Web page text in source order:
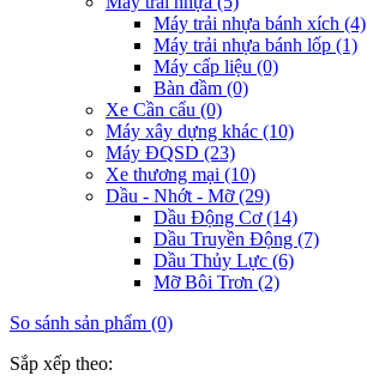
Máy trải nhựa bánh xích (4)
Máy trải nhựa bánh lốp (1)
Máy cấp liệu (0)
Bàn đầm (0)
Xe Cần cẩu (0)
Máy xây dựng khác (10)
Máy ĐQSD (23)
Xe thương mại (10)
Dầu - Nhớt - Mỡ (29)
Dầu Động Cơ (14)
Dầu Truyền Động (7)
Dầu Thủy Lực (6)
Mỡ Bôi Trơn (2)
So sánh sản phẩm (0)
Sắp xếp theo: